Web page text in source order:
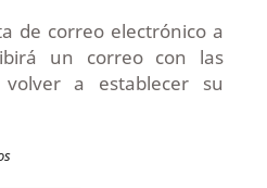
de correo electrónico a
un correo con las
volver a establecer su